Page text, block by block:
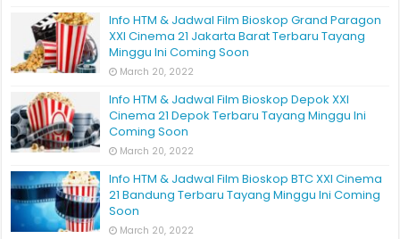
Info HTM & Jadwal Film Bioskop Grand Paragon
XXI Cinema 21 Jakarta Barat Terbaru Tayang
Minggu Ini Coming Soon
March 20, 2022
Info HTM & Jadwal Film Bioskop Depok XXI
Cinema 21 Depok Terbaru Tayang Minggu Ini
Coming Soon
March 20, 2022
Info HTM & Jadwal Film Bioskop BTC XXI Cinema
21 Bandung Terbaru Tayang Minggu Ini Coming
Soon
March 20, 2022